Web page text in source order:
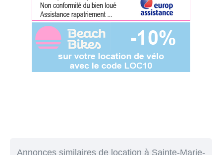
Annonces similaires de location à Sainte-Marie-